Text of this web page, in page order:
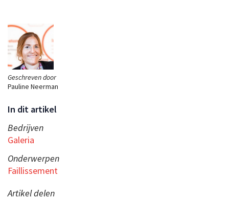
Geschreven door
Pauline Neerman
In dit artikel
Bedrijven
Galeria
Onderwerpen
Faillissement
Artikel delen